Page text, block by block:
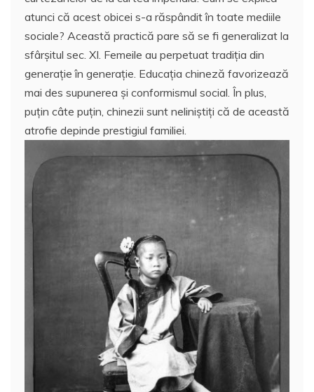
atunci că acest obicei s-a răspândit în toate mediile
sociale? Această practică pare să se fi generalizat la
sfârşitul sec. XI. Femeile au perpetuat tradiţia din
generaţie în generaţie. Educaţia chineză favorizează
mai des supunerea şi conformismul social. În plus,
puţin câte puţin, chinezii sunt neliniştiţi că de această
atrofie depinde prestigiul familiei.